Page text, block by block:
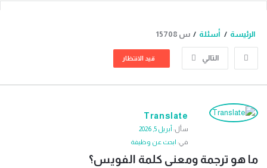
الرئيسة / أسئلة / س 15708
التالي قيد الانتظار
دليل
الترجمة
أسئلة
Translate
سأل: أبريل 5, 2026
في: ابحث عن وظيفة
ما هو ترجمة ومعنى كلمة الفويس؟